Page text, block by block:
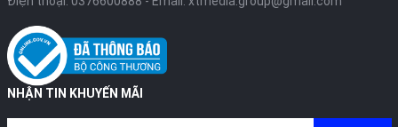
NHẬN TIN KHUYẾN MÃI